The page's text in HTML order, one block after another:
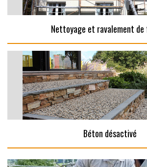
Nettoyage et ravalement de
Béton désactivé